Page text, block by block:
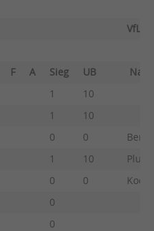
VfL
F A Sieg UB
1
10
1
10
0 0
1 10
0 0
0
0